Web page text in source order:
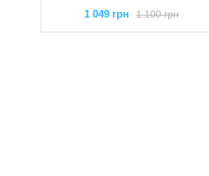
1 100 грн
1 049 грн